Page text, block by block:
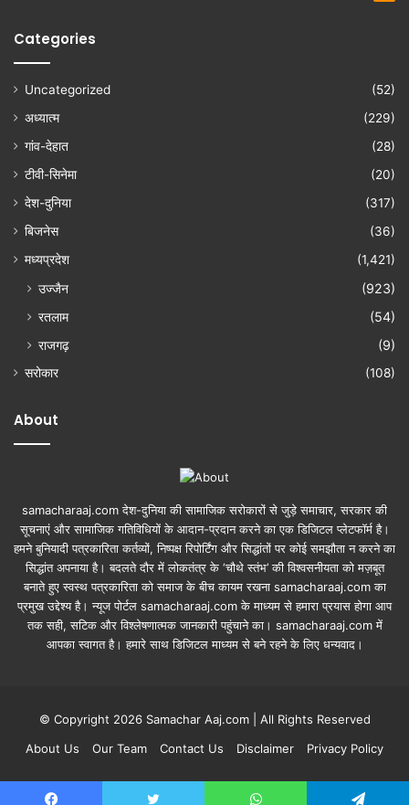
Categories
Uncategorized
(52)
अध्यात्म
(229)
गांव-देहात
(28)
टीवी-सिनेमा
(20)
देश-दुनिया
(317)
बिजनेस
(36)
मध्यप्रदेश
(1,421)
उज्जैन
(923)
रतलाम
(54)
राजगढ़
(9)
सरोकार (108)
About
samacharaaj.com देश-दुनिया की सामाजिक सरोकारों से जुड़े समाचार, सरकार की
सूचनाएं और सामाजिक गतिविधियाें के आदान-प्रदान करने का एक डिजिटल प्लेटफॉर्म है।
हमने बुनियादी पत्रकारिता कर्तव्यों, निष्पक्ष रिपोर्टिंग और सिद्धांतों पर कोई समझौता न करने का
सिद्धांत अपनाया है। बदलते दौर में लोकतंत्र के ‘चौथे स्तंभ’ की विश्वसनीयता को मज़बूत
बनाते हुए स्वस्थ पत्रकारिता को समाज के बीच कायम रखना samacharaaj.com का
प्रमुख उद्देश्य है। न्यूज पोर्टल samacharaaj.com के माध्यम से हमारा प्रयास होगा आप
तक सही, सटिक और विश्लेषणात्मक जानकारी पहुंचाने का। samacharaaj.com में
आपका स्‍वागत है। हमारे साथ डिजिटल माध्‍यम से बने रहने के लिए धन्‍यवाद।
© Copyright 2026 Samachar Aaj.com | All Rights Reserved
About Us
Our Team Contact Us Disclaimer Privacy Policy